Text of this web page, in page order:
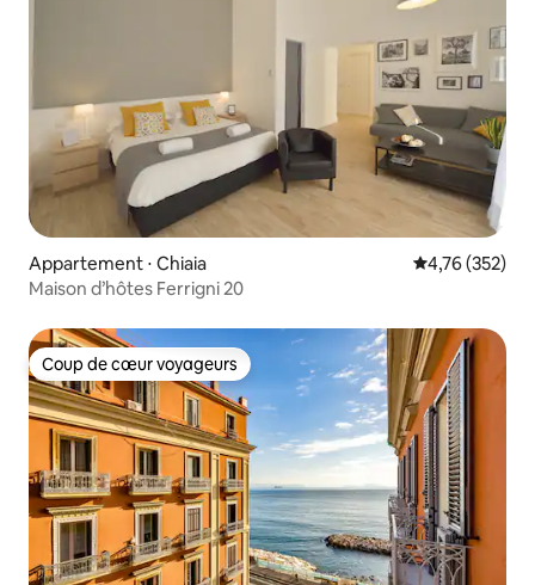
Appartement ⋅ Chiaia Évaluation
4,76 (352)
Maison d’hôtes Ferrigni 20
Coup de cœur voyageurs
Coup de cœur voyageurs